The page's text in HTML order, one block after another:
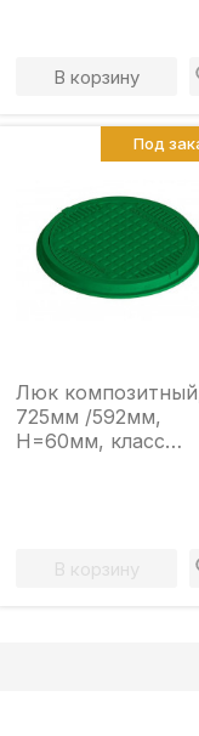
В корзину
Люк
725мм /592мм,
H=60мм, класс
В корзину
Под